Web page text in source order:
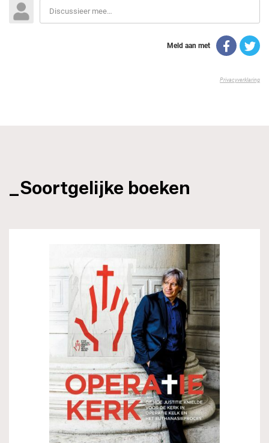
_Soortgelijke boeken